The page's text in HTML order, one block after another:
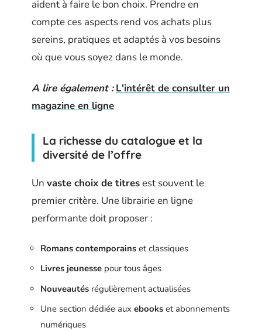
aident à faire le bon choix. Prendre en
compte ces aspects rend vos achats plus
sereins, pratiques et adaptés à vos besoins
où que vous soyez dans le monde.
A lire également : L'intérêt de consulter un
magazine en ligne
La richesse du catalogue et la
diversité de l’offre
Un vaste choix de titresest souvent le
premier critère. Une librairie en ligne
performante doit proposer :
Romans contemporains et classiques
Livres jeunesse pour tous âges
Nouveautés régulièrement actualisées
Une section dédiée aux ebooks et abonnements
numériques